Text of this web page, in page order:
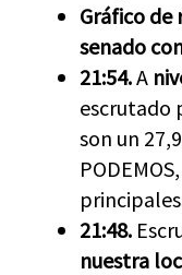
Gráfico de
senado
21:54.A
escrutado
son un
21:48.
nuestra